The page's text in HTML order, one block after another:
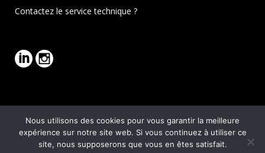
Contactez le service technique ?
Nous utilisons des cookies pour vous garantir la meilleure
expérience sur notre site web. Si vous continuez à utiliser ce
site, nous supposerons que vous en êtes satisfait.